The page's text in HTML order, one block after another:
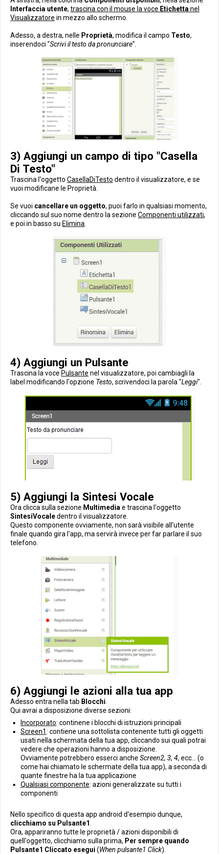
Interfaccia utente, trascina con il mouse la voce Etichetta nel
Visualizzatore in mezzo allo schermo.
Adesso, a destra, nelle Proprietà, modifica il campo Testo,
inserendoci "Scrivi il testo da pronunciare".
3) Aggiungi un campo di tipo "Casella
Di Testo"
Trascina l'oggetto CasellaDiTesto dentro il visualizzatore, e se
vuoi modificane le Proprietà.
Se vuoi cancellare un oggetto, puoi farlo in qualsiasi momento,
cliccando sul suo nome dentro la sezione Componenti utilizzati,
e poi in basso su Elimina
4) Aggiungi un Pulsante
Trascina la voce Pulsante nel visualizzatore, poi cambiagli la
label modificando l'opzione Testo, scrivendoci la parola "Leggi".
5) Aggiungi la Sintesi Vocale
Ora clicca sulla sezione Multimedia e trascina l'oggetto
SintesiVocaledentro il visualizzatore.
Questo componente ovviamente, non sarà visibile all'utente
finale quando gira l'app, ma servirà invece per far parlare il suo
telefono.
6) Aggiungi le azioni alla tua app
Adesso entra nella tab Blocchi
Qui avrai a disposizione diverse sezioni:
Incorporato: continene i blocchi di istruzioni principali
Screen1: contiene una sottolista contenente tutti gli oggetti
usati nella schermata della tua app, cliccando sui quali potrai
vedere che operazioni hanno a disposizione.
Ovviamente potrebbero esserci anche Screen2, 3, 4, ecc... (o
come hai chiamato le schermate della tua app), a seconda di
quante finestre ha la tua applicazione
Qualsiasi componente: azioni generalizzate su tutti i
componenti
Nello specifico di questa app android d'esempio dunque,
clicchiamo su Pulsante1
Ora, appariranno tutte le proprietà / azioni disponibili di
quell'oggetto, clicchiamo sulla prima, Per sempre quando
Pulsante1 Cliccato esegui (When pulsante1 Click).